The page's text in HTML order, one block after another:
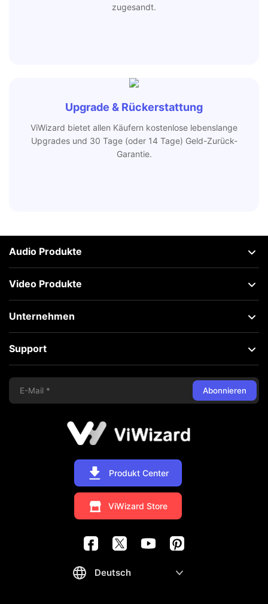
zugesandt.
Upgrade & Rückerstattung
ViWizard bietet allen Käufern kostenlose lebenslange
Upgrades und 30 Tage (oder 14 Tage) Geld-Zurück-
Garantie.
Produkt Center
ViWizard Store
Audio Produkte
Video Produkte
Unternehmen
Support
Abonnieren